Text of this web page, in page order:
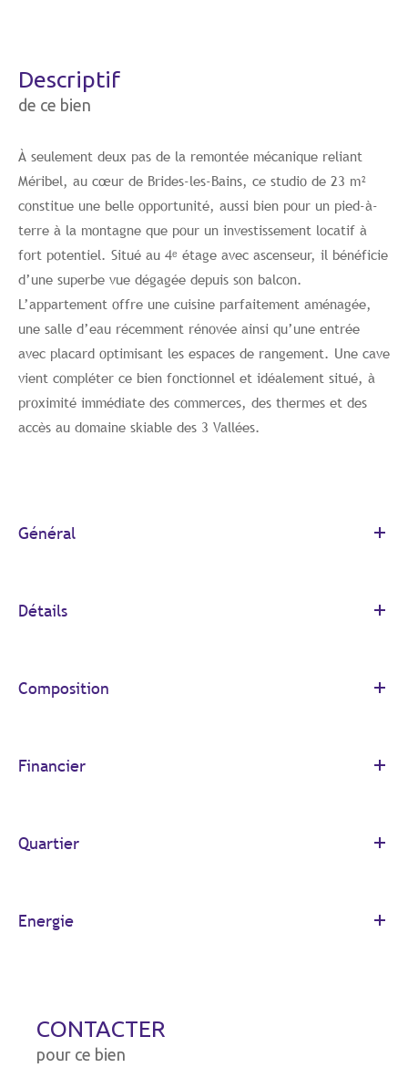
descriptif
de ce bien
À seulement deux pas de la remontée mécanique reliant
Méribel, au cœur de Brides-les-Bains, ce studio de 23 m²
constitue une belle opportunité, aussi bien pour un pied-à-
terre à la montagne que pour un investissement locatif à
fort potentiel. Situé au 4ᵉ étage avec ascenseur, il bénéficie
d’une superbe vue dégagée depuis son balcon.
L’appartement offre une cuisine parfaitement aménagée,
une salle d’eau récemment rénovée ainsi qu’une entrée
avec placard optimisant les espaces de rangement. Une cave
vient compléter ce bien fonctionnel et idéalement situé, à
proximité immédiate des commerces, des thermes et des
accès au domaine skiable des 3 Vallées.
Général
Détails
Composition
Financier
Quartier
Energie
CONTACTER
pour ce bien